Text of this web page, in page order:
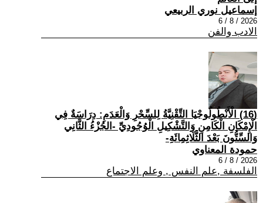
إسماعيل نوري الربيعي
2026 / 8 / 6
الادب والفن
(16) الْأَنْطُولُوجْيَا التِّقْنِيَّةُ لِلسِّحْرِ وَالْعَدَمِ: دِرَاسَةٌ فِي
الْإِمْكَانِ الْكَامِنِ وَالتَّشْكِيلِ الْوُجُودِيِّ -الجُزْءُ الثَّانِي
وَالسِّتُّونَ بَعْدَ الثَّلَاثِمِائَةِ-
حمودة المعناوي
2026 / 8 / 6
الفلسفة ,علم النفس , وعلم الاجتماع